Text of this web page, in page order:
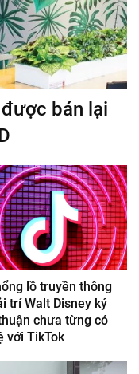
bán lại
lồ truyền thông
trí Walt Disney ký
chưa từng có
với TikTok